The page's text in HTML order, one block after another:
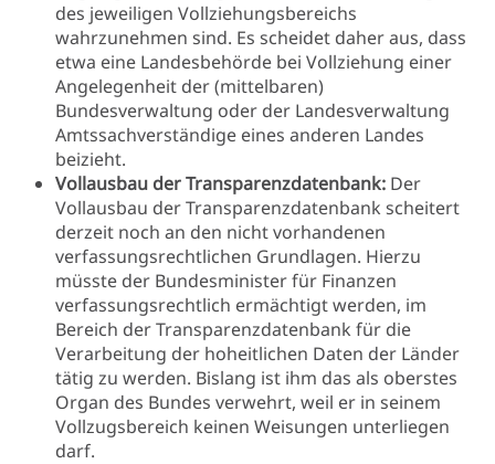
des jeweiligen Vollziehungsbereichs
wahrzunehmen sind. Es scheidet daher aus, dass
etwa eine Landesbehörde bei Vollziehung einer
Angelegenheit der (mittelbaren)
Bundesverwaltung oder der Landesverwaltung
Amtssachverständige eines anderen Landes
beizieht.
Vollausbau der Transparenzdatenbank: Der
Vollausbau der Transparenzdatenbank scheitert
derzeit noch an den nicht vorhandenen
verfassungsrechtlichen Grundlagen. Hierzu
müsste der Bundesminister für Finanzen
verfassungsrechtlich ermächtigt werden, im
Bereich der Transparenzdatenbank für die
Verarbeitung der hoheitlichen Daten der Länder
tätig zu werden. Bislang ist ihm das als oberstes
Organ des Bundes verwehrt, weil er in seinem
Vollzugsbereich keinen Weisungen unterliegen
darf.